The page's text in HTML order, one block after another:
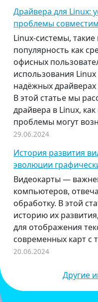
Драйвера для Linux:
проблемы
Linux-системы,
популярность как
офисных
использования
надёжных
В этой статье мы
драйвера в Linux,
проблемы могут
29.06.2024
История развития
эволюции
Видеокарты —
компьютеров,
обработку. В этой
историю их
для отображения
современных карт с
20.06.2024
Другие